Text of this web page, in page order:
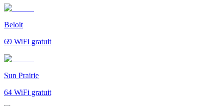
Beloit
69 WiFi gratuit
Sun Prairie
64 WiFi gratuit